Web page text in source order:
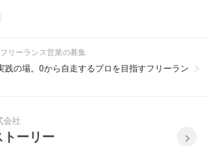
リーランス営業の募集
践の場。0から自走するプロを目指すフリーラン
会社
ーリー